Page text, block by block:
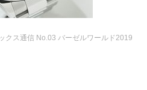
クス通信 No.03 バーゼルワールド2019